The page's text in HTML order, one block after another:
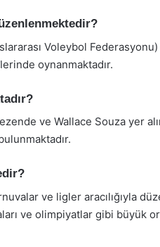
Voleybol Federasyonu)
oynanmaktadır.
ve Wallace Souza yer
ve ligler aracılığıyla
ve olimpiyatlar gibi büyük